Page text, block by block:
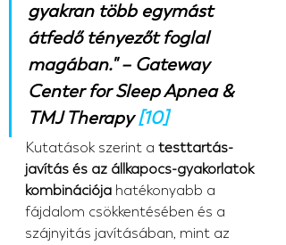
gyakran több egymást
átfedő tényezőt foglal
magában." – Gateway
Center for Sleep Apnea &
TMJ Therapy [10]
Kutatások szerint a testtartás-
javítás és az állkapocs-gyakorlatok
kombinációja hatékonyabb a
fájdalom csökkentésében és a
szájnyitás javításában, mint az